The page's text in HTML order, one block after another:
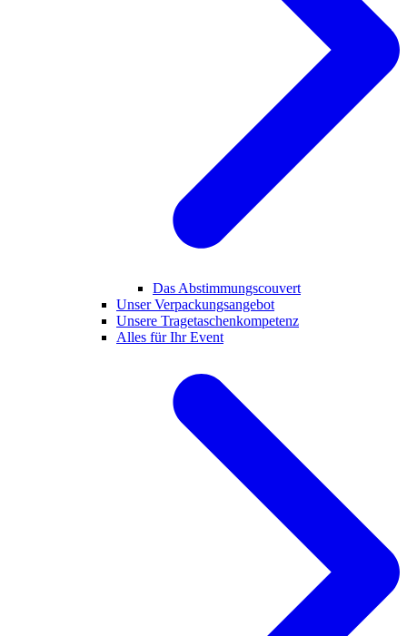
Das Abstimmungscouvert
Unser Verpackungsangebot
Unsere Tragetaschenkompetenz
Alles für Ihr Event